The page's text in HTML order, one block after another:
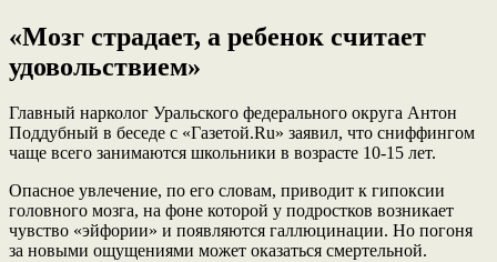
«Мозг страдает, а ребенок считает
удовольствием»
Главный нарколог Уральского федерального округа Антон
Поддубный в беседе с «Газетой.Ru» заявил, что сниффингом
чаще всего занимаются школьники в возрасте 10-15 лет.
Опасное увлечение, по его словам, приводит к гипоксии
головного мозга, на фоне которой у подростков возникает
чувство «эйфории» и появляются галлюцинации. Но погоня
за новыми ощущениями может оказаться смертельной.